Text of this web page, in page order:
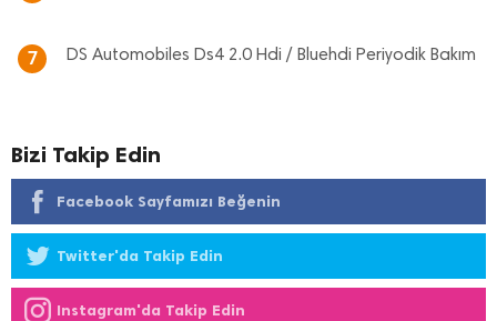
7 DS Automobiles Ds4 2.0 Hdi / Bluehdi Periyodik Bakım
Bizi Takip Edin
Facebook Sayfamızı Beğenin
Twitter'da Takip Edin
Instagram'da Takip Edin